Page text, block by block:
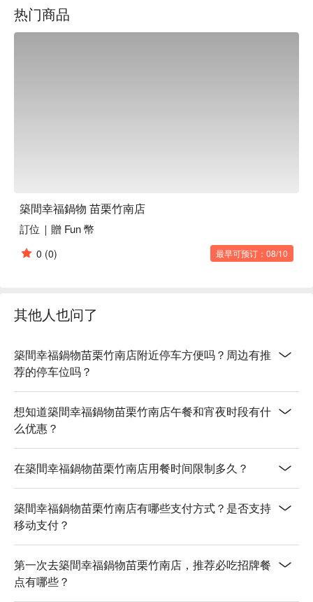
聚會還是家庭相聚，這些豐富的選擇都讓每一刻變得更加特
別。
【綜合魚片】魚片鮮嫩，入口即化，海洋氣息撲鼻
【美國板腱牛】肉質鮮美，口感柔嫩，飽含肉汁
【美國極上雪花牛】油脂分布均勻，入口即化，滑嫩多汁
【美國 prime 牛小排】香嫩多汁，肉香濃郁，脂肪豐富
💡 未成年請勿飲酒；禁止酒駕
热门商品
築間幸福鍋物 苗栗竹南店
訂位｜贈 Fun 幣
0 (0) 最早可预订：08/10
其他人也问了
築間幸福鍋物苗栗竹南店附近停车方便吗？周边有推
荐的停车位吗？
想知道築間幸福鍋物苗栗竹南店午餐和宵夜时段有什
么优惠？
在築間幸福鍋物苗栗竹南店用餐时间限制多久？
築間幸福鍋物苗栗竹南店有哪些支付方式？是否支持
移动支付？
第一次去築間幸福鍋物苗栗竹南店，推荐必吃招牌餐
点有哪些？